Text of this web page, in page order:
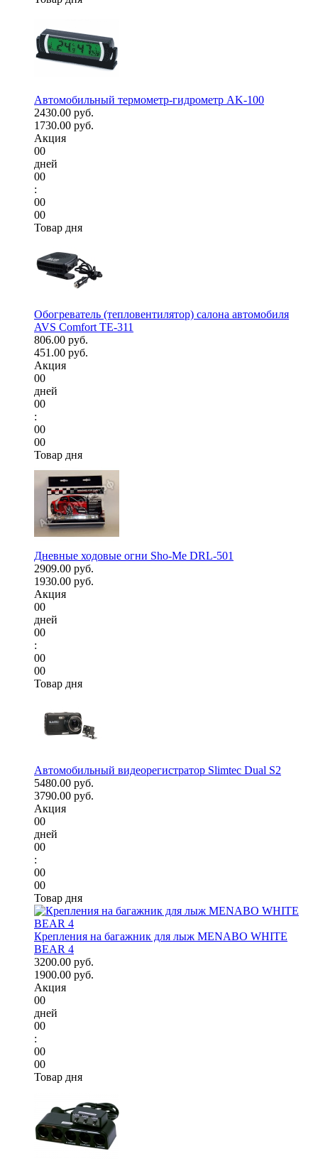
Автомобильный термометр-гидрометр AK-100
2430.00 руб.
1730.00 руб.
Акция
00
дней
00
:
00
00
Товар дня
Обогреватель (тепловентилятор) салона автомобиля
AVS Comfort TE-311
806.00 руб.
451.00 руб.
Акция
00
дней
00
:
00
00
Товар дня
Дневные ходовые огни Sho-Me DRL-501
2909.00 руб.
1930.00 руб.
Акция
00
дней
00
:
00
00
Товар дня
Автомобильный видеорегистратор Slimtec Dual S2
5480.00 руб.
3790.00 руб.
Акция
00
дней
00
:
00
00
Товар дня
Крепления на багажник для лыж MENABO WHITE
BEAR 4
3200.00 руб.
1900.00 руб.
Акция
00
дней
00
:
00
00
Товар дня